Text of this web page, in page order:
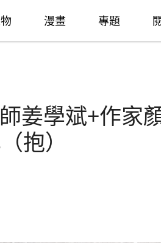
漫畫 專題
姜學斌+作家
抱）